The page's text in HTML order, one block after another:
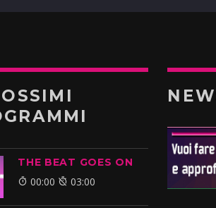
THE BEAT GOES ON
00:00 03:00